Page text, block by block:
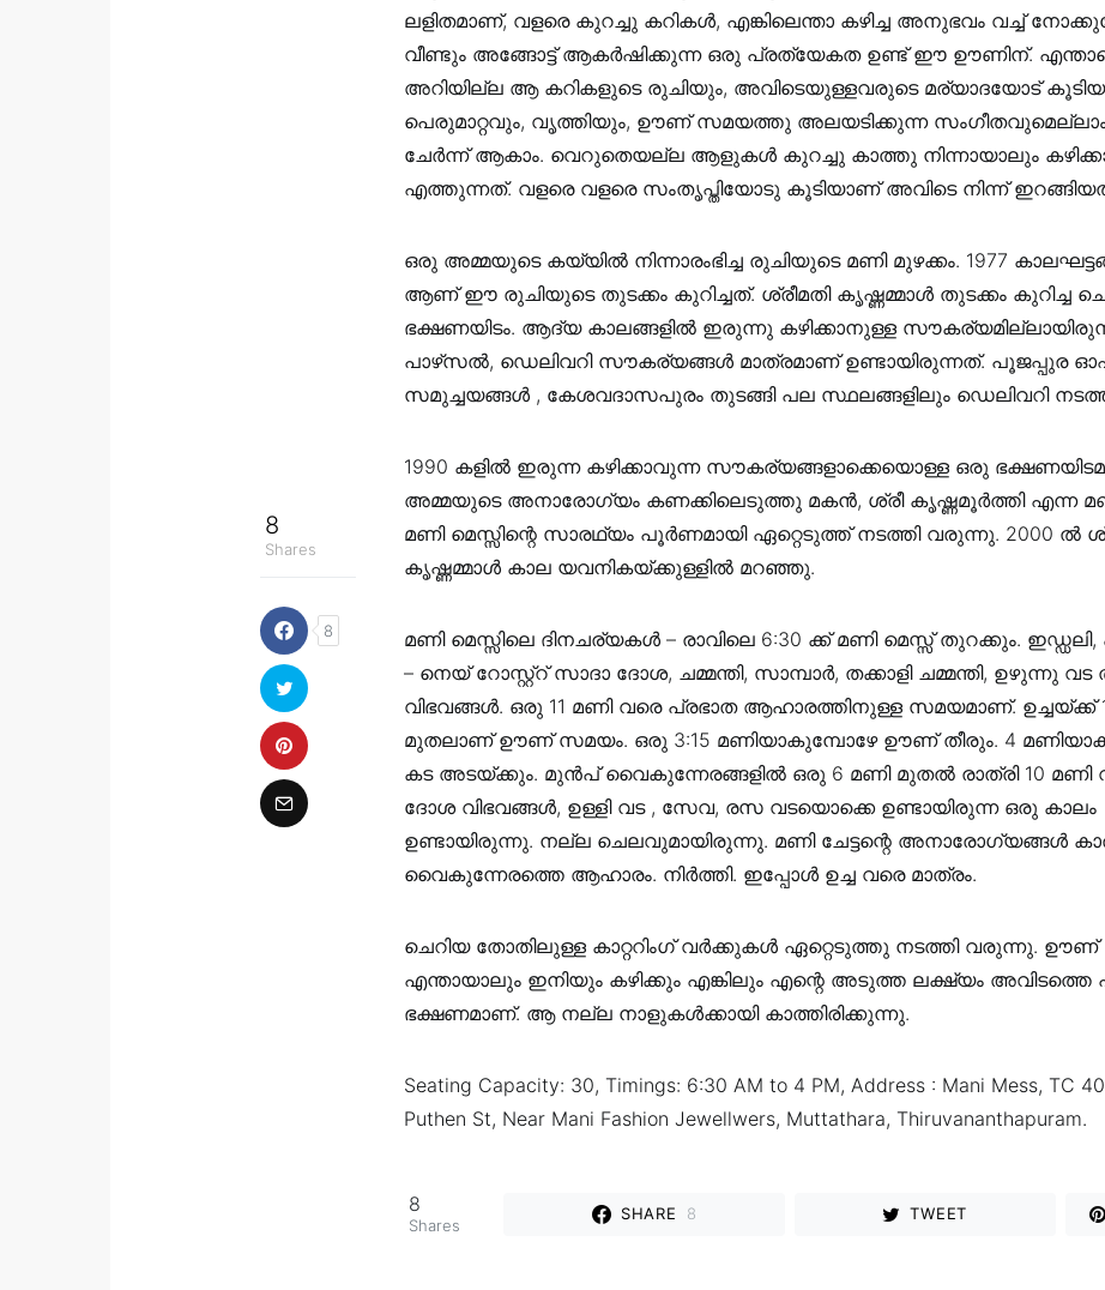
8
Shares
8
ലളിതമാണ്, വളരെ കുറച്ചു കറികൾ, എങ്കിലെന്താ കഴിച്ച അനുഭവം വച്ച്
വീണ്ടും അങ്ങോട്ട് ആകർഷിക്കുന്ന ഒരു പ്രത്യേകത ഉണ്ട് ഈ ഊണിന്.
അറിയില്ല ആ കറികളുടെ രുചിയും, അവിടെയുള്ളവരുടെ മര്യാദയോട്
പെരുമാറ്റവും, വൃത്തിയും, ഊണ് സമയത്തു അലയടിക്കുന്ന
ചേർന്ന് ആകാം. വെറുതെയല്ല ആളുകൾ കുറച്ചു കാത്തു നിന്നായാലും
എത്തുന്നത്. വളരെ വളരെ സംതൃപ്തിയോടു കൂടിയാണ് അവിടെ നിന്ന്
ഒരു അമ്മയുടെ കയ്യിൽ നിന്നാരംഭിച്ച രുചിയുടെ മണി മുഴക്കം. 1977
ആണ് ഈ രുചിയുടെ തുടക്കം കുറിച്ചത്. ശ്രീമതി കൃഷ്ണമ്മാൾ തുടക്കം കുറിച്ച
ഭക്ഷണയിടം. ആദ്യ കാലങ്ങളിൽ ഇരുന്നു കഴിക്കാനുള്ള
പാഴ്‌സൽ, ഡെലിവറി സൗകര്യങ്ങൾ മാത്രമാണ് ഉണ്ടായിരുന്നത്. പൂജപ്പുര
സമുച്ചയങ്ങൾ , കേശവദാസപുരം തുടങ്ങി പല സ്ഥലങ്ങളിലും ഡെലിവറി
1990 കളിൽ ഇരുന്ന കഴിക്കാവുന്ന സൗകര്യങ്ങളാക്കെയൊള്ള ഒരു
അമ്മയുടെ അനാരോഗ്യം കണക്കിലെടുത്തു മകൻ, ശ്രീ കൃഷ്ണമൂർത്തി എന്ന
മണി മെസ്സിന്റെ സാരഥ്യം പൂർണമായി ഏറ്റെടുത്ത് നടത്തി വരുന്നു. 2000 ൽ
കൃഷ്ണമ്മാൾ കാല യവനികയ്ക്കുള്ളിൽ മറഞ്ഞു.
മണി മെസ്സിലെ ദിനചര്യകൾ – രാവിലെ 6:30 ക്ക് മണി മെസ്സ് തുറക്കും.
– നെയ് റോസ്റ്റ്‌റ് സാദാ ദോശ, ചമ്മന്തി, സാമ്പാർ, തക്കാളി ചമ്മന്തി, ഉഴുന്നു വട
വിഭവങ്ങൾ. ഒരു 11 മണി വരെ പ്രഭാത ആഹാരത്തിനുള്ള സമയമാണ്. ഉച്ചയ്ക്ക്
മുതലാണ് ഊണ് സമയം. ഒരു 3:15 മണിയാകുമ്പോഴേ ഊണ് തീരും. 4
കട അടയ്ക്കും. മുൻപ് വൈകുന്നേരങ്ങളിൽ ഒരു 6 മണി മുതൽ രാത്രി 10 മണി
ദോശ വിഭവങ്ങൾ, ഉള്ളി വട , സേവ, രസ വടയൊക്കെ ഉണ്ടായിരുന്ന ഒരു കാലം
ഉണ്ടായിരുന്നു. നല്ല ചെലവുമായിരുന്നു. മണി ചേട്ടന്റെ അനാരോഗ്യങ്ങൾ
വൈകുന്നേരത്തെ ആഹാരം. നിർത്തി. ഇപ്പോൾ ഉച്ച വരെ മാത്രം.
ചെറിയ തോതിലുള്ള കാറ്ററിംഗ് വർക്കുകൾ ഏറ്റെടുത്തു നടത്തി വരുന്നു. ഊണ്
എന്തായാലും ഇനിയും കഴിക്കും എങ്കിലും എന്റെ അടുത്ത ലക്ഷ്യം അവിടത്തെ
ഭക്ഷണമാണ്. ആ നല്ല നാളുകൾക്കായി കാത്തിരിക്കുന്നു.
Seating Capacity: 30, Timings: 6:30 AM to 4 PM, Address : Mani Mess, TC
Puthen St, Near Mani Fashion Jewellwers, Muttathara, Thiruvananthapuram.
8
Shares
SHARE 8 TWEET